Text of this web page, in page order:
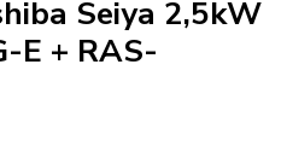
Seiya 2,5kW
E + RAS-